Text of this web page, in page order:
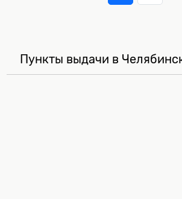
Пункты выдачи в